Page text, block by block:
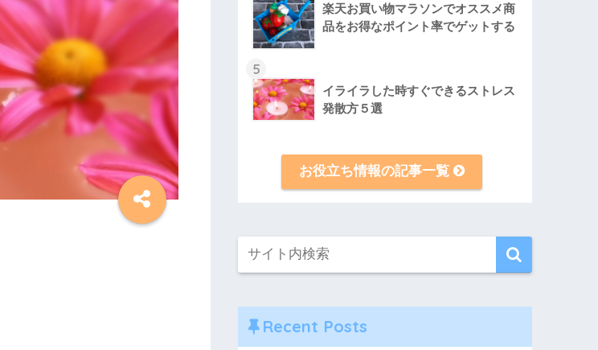
楽天お買い物マラソンでオススメ商
品をお得なポイント率でゲットする
5
イライラした時すぐできるストレス
発散方５選
お役立ち情報の記事一覧
Recent Posts